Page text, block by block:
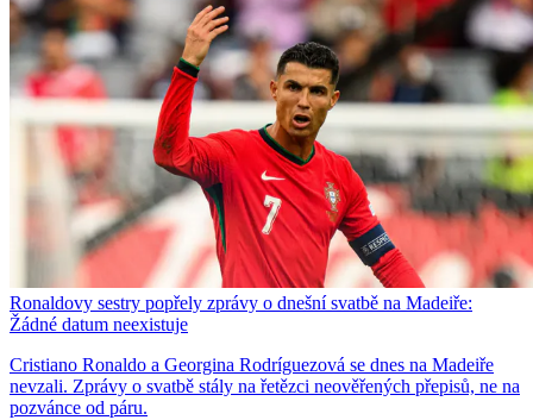
Ronaldovy sestry popřely zprávy o dnešní svatbě na Madeiře:
Žádné datum neexistuje
Cristiano Ronaldo a Georgina Rodríguezová se dnes na Madeiře
nevzali. Zprávy o svatbě stály na řetězci neověřených přepisů, ne na
pozvánce od páru.